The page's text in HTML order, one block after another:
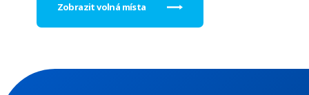
Zobrazit volná místa